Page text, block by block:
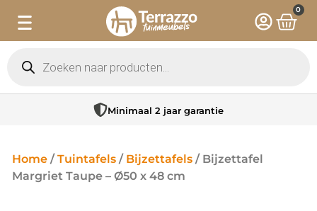
0
Minimaal 2 jaar garantie
Home /Tuintafels / Bijzettafels / Bijzettafel
Margriet Taupe – Ø50 x 48 cm